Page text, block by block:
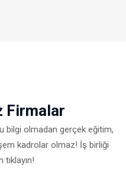
Firmalar
bilgi olmadan gerçek eğitim,
kadrolar olmaz! İş birliği